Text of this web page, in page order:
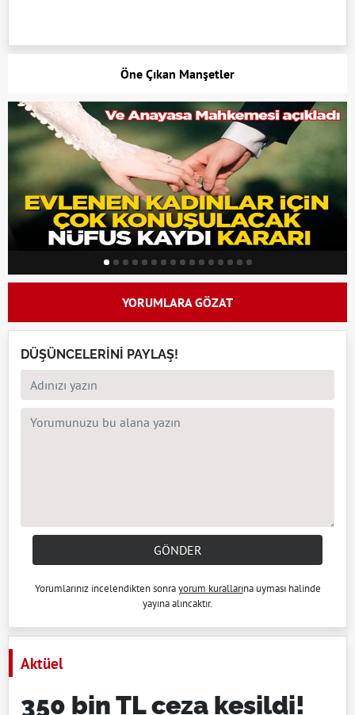
Öne Çıkan Manşetler
YORUMLARA GÖZAT
DÜŞÜNCELERİNİ PAYLAŞ!
GÖNDER
Yorumlarınız incelendikten sonrayorum kurallarına uyması halinde
yayına alıncaktır.
Aktüel
350 bin TL ceza kesildi!